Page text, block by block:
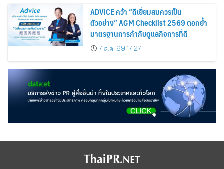
ADVICE คว้า “ดีเยี่ยมสมควรเป็น
ตัวอย่าง” AGM Checklist 2569 ตอกย้ำ
มาตรฐานการกำกับดูแลกิจการที่ดี
7 ส.ค. 69 17:27